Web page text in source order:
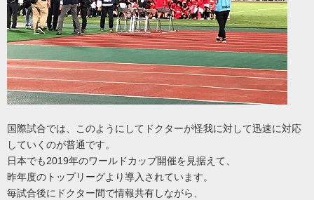
国際試合では、このようにしてドクターが怪我に対して迅速に対応
していくのが普通です。
日本でも2019年のワールドカップ開催を見据えて、
昨年度のトップリーグより導入されています。
毎試合後にドクター間で情報共有しながら、